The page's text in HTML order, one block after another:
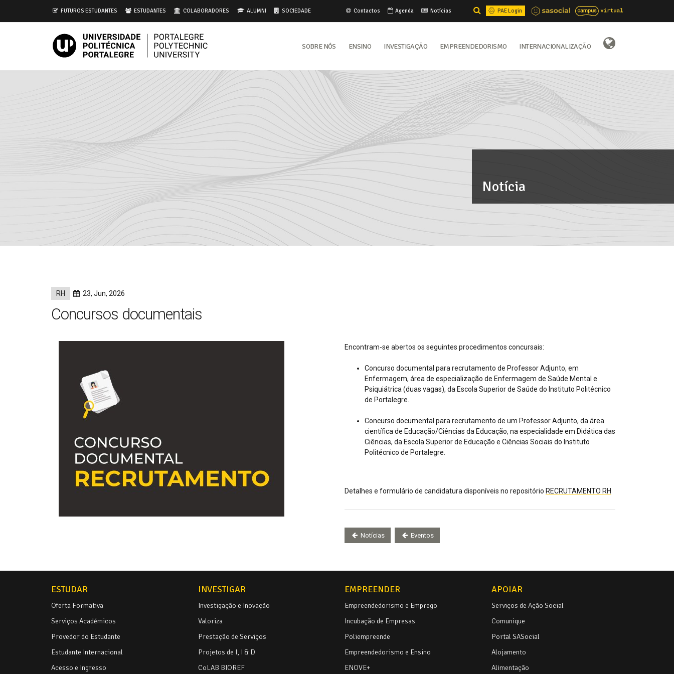
FUTUROS ESTUDANTES ESTUDANTES COLABORADORES ALUMNI SOCIEDADE Contactos Agenda Notícias PAE Login
Sobre Nós Ensino Investigação Empreendedorismo Internacionalização
Notícia
RH 23, Jun, 2026
Concursos documentais
Encontram-se abertos os seguintes procedimentos concursais:
Concurso documental para recrutamento de Professor Adjunto, em
Enfermagem, área de especialização de Enfermagem de Saúde Mental e
Psiquiátrica (duas vagas), da Escola Superior de Saúde do Instituto Politécnico
de Portalegre.
Concurso documental para recrutamento de um Professor Adjunto, da área
científica de Educação/Ciências da Educação, na especialidade em Didática das
Ciências, da Escola Superior de Educação e Ciências Sociais do Instituto
Politécnico de Portalegre.
Detalhes e formulário de candidatura disponíveis no repositório RECRUTAMENTO RH
Notícias Eventos
ESTUDAR
Oferta Formativa
Serviços Académicos
Provedor do Estudante
Estudante Internacional
Acesso e Ingresso
INVESTIGAR
Investigação e Inovação
Valoriza
Prestação de Serviços
Projetos de I, I & D
CoLAB BIOREF
EMPREENDER
Empreendedorismo e Emprego
Incubação de Empresas
Poliempreende
Empreendedorismo e Ensino
ENOVE+
APOIAR
Serviços de Ação Social
Comunique
Portal SASocial
Alojamento
Alimentação